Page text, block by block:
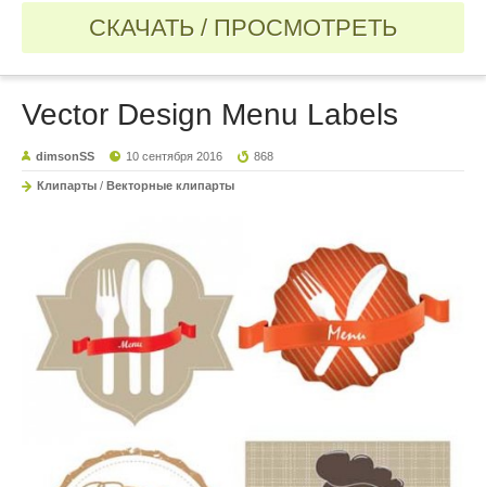
СКАЧАТЬ / ПРОСМОТРЕТЬ
Vector Design Menu Labels
dimsonSS 10 сентября 2016 868
Клипарты / Векторные клипарты